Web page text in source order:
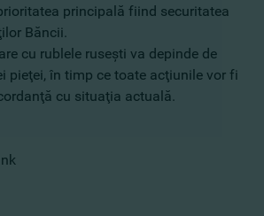
principală fiind securitatea
Băncii.
cu rublele ruseşti va depinde de
pieţei, în timp ce toate acţiunile vor fi
cu situaţia actuală.